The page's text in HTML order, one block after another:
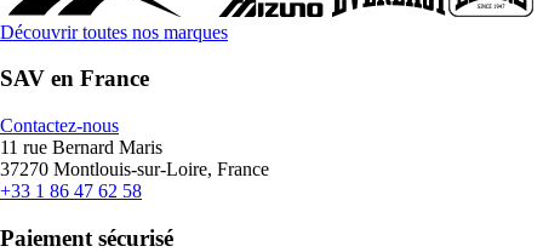
Découvrir toutes nos marques
SAV en France
Contactez-nous
11 rue Bernard Maris
37270 Montlouis-sur-Loire, France
+33 1 86 47 62 58
Paiement sécurisé